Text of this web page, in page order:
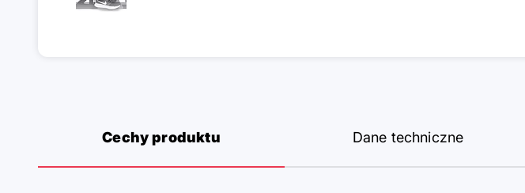
Cechy produktu Dane techniczne